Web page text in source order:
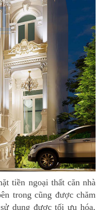
tiền ngoại thất căn nhà
trong cũng được chăm
dụng được tối ưu hóa,